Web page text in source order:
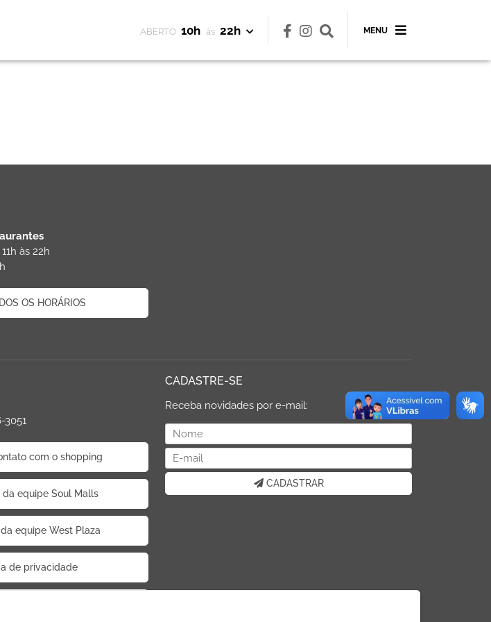
ABERTO 10h às 22h MENU
às 22h
OS HORÁRIOS
3051
com o shopping
da equipe Soul Malls
equipe West Plaza
de privacidade
CADASTRE-SE
Receba novidades por e-mail:
CADASTRAR